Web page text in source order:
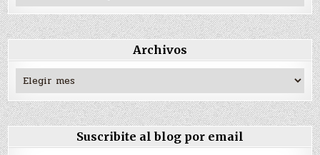
Archivos
Archivos
Suscribite al blog por email